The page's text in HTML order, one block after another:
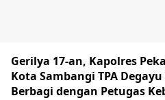
Gerilya 17-an, Kapolres
Kota Sambangi TPA
Berbagi dengan Petugas